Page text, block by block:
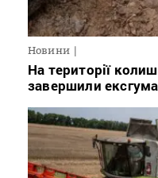
Новини
На території
завершили